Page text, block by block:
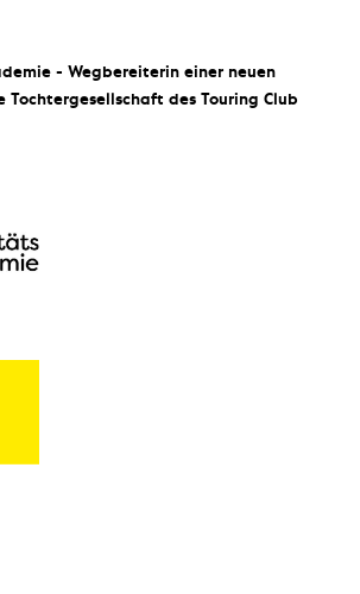
- Wegbereiterin einer neuen
des Touring Club